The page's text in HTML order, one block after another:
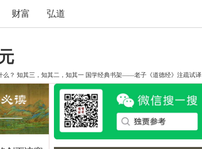
财富 弘道
么？ 知其三，知其二，知其一 国学经典书架——老子《道德经》注疏试译